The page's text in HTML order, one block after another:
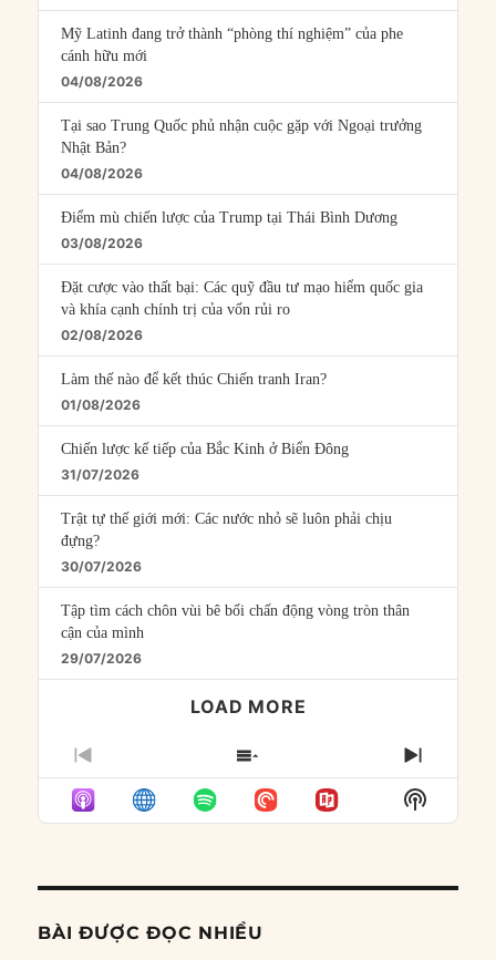
Mỹ Latinh đang trở thành “phòng thí nghiệm” của phe
cánh hữu mới
04/08/2026
Tại sao Trung Quốc phủ nhận cuộc gặp với Ngoại trưởng
Nhật Bản?
04/08/2026
Điểm mù chiến lược của Trump tại Thái Bình Dương
03/08/2026
Đặt cược vào thất bại: Các quỹ đầu tư mạo hiểm quốc gia
và khía cạnh chính trị của vốn rủi ro
02/08/2026
Làm thế nào để kết thúc Chiến tranh Iran?
01/08/2026
Chiến lược kế tiếp của Bắc Kinh ở Biển Đông
31/07/2026
Trật tự thế giới mới: Các nước nhỏ sẽ luôn phải chịu
đựng?
30/07/2026
Tập tìm cách chôn vùi bê bối chấn động vòng tròn thân
cận của mình
29/07/2026
LOAD MORE
PREVIOUS
EPISODE
SHOW
EPISODES
LIST
NEXT
Show
Podcast
BÀI ĐƯỢC ĐỌC NHIỀU